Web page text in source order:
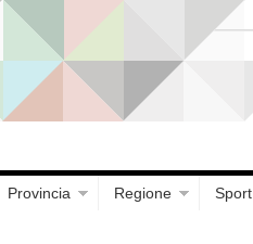
Provincia Regione Sport